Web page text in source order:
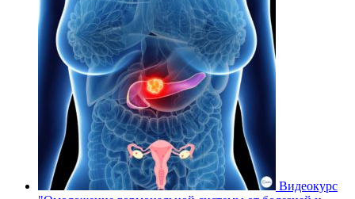
Видеокурс